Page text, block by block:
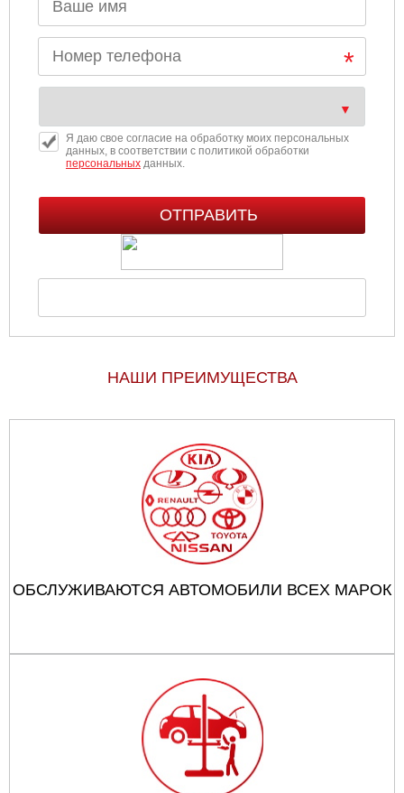
Я даю свое согласие на обработку моих персональных
данных, в соответствии с политикой обработки
персональныхданных.
НАШИ ПРЕИМУЩЕСТВА
ОБСЛУЖИВАЮТСЯ АВТОМОБИЛИ ВСЕХ МАРОК